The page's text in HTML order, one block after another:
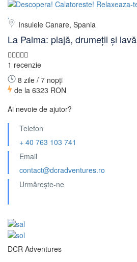
Insulele Canare, Spania
La Palma: plajă, drumeții și lavă
1 recenzie
8 zile / 7 nopți
de la 6323 RON
Ai nevoie de ajutor?
Telefon
+ 40 763 103 741
Email
contact@dcradventures.ro
Urmărește-ne
DCR Adventures